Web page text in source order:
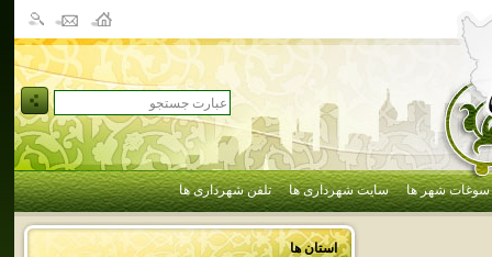
سوغات شهر ها سایت شهرداری ها تلفن شهرداری ها
استان ها